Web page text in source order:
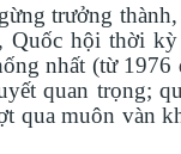
trưởng
Quốc hội thời
nhất (từ 1976
quan trọng;
qua muôn vàn